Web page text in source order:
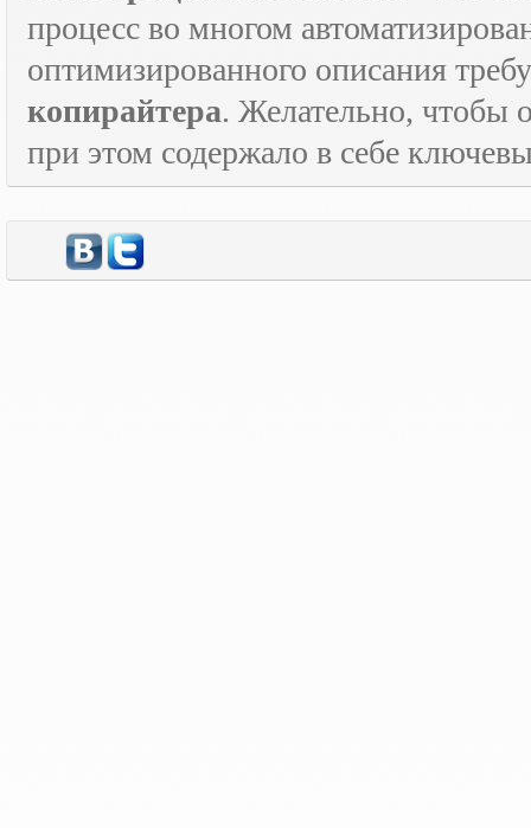
процесс во многом
оптимизированного описания
копирайтера. Желательно, чтобы
при этом содержало в себе